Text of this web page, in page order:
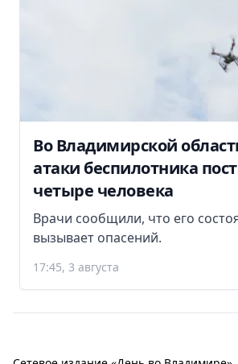
Во Владимирской
атаки беспилотника
четыре человека
Врачи сообщили, что его
вызывает опасений.
17:45, 3 августа